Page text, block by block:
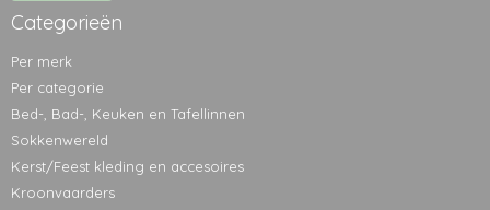
Categorieën
Per merk
Per categorie
Bed-, Bad-, Keuken en Tafellinnen
Sokkenwereld
Kerst/Feest kleding en accesoires
Kroonvaarders